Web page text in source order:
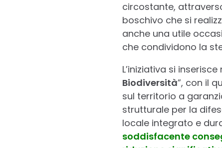
circostante,
boschivo che si
anche una utile
che condividono la
L’iniziativa si
Biodiversità”, con il
sul territorio a
strutturale per la
locale integrato e
soddisfacente